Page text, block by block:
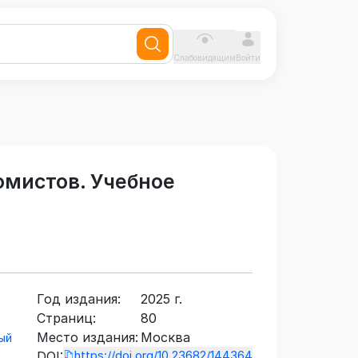
СлабовидящимВойти
Учебное
Год издания:
2025 г.
Страниц:
80
Место издания: Москва